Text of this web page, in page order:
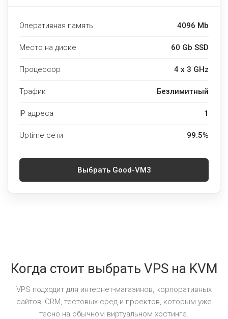
Оперативная память 4096 Mb
Место на диске 60 Gb SSD
Процессор 4 x 3 GHz
Трафик Безлимитный
IP адреса 1
Uptime сети 99.5%
Выбрать Good-VM3
Когда стоит выбрать VPS на KVM
VPS подходит для интернет-магазинов, корпоративных
сайтов, CRM, тестовых сред и проектов, которым уже
тесно на обычном виртуальном хостинге.